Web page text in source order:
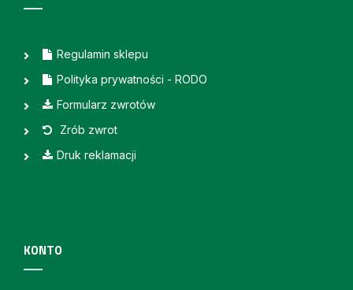
Regulamin sklepu
Polityka prywatności - RODO
Formularz zwrotów
Zrób zwrot
Druk reklamacji
KONTO